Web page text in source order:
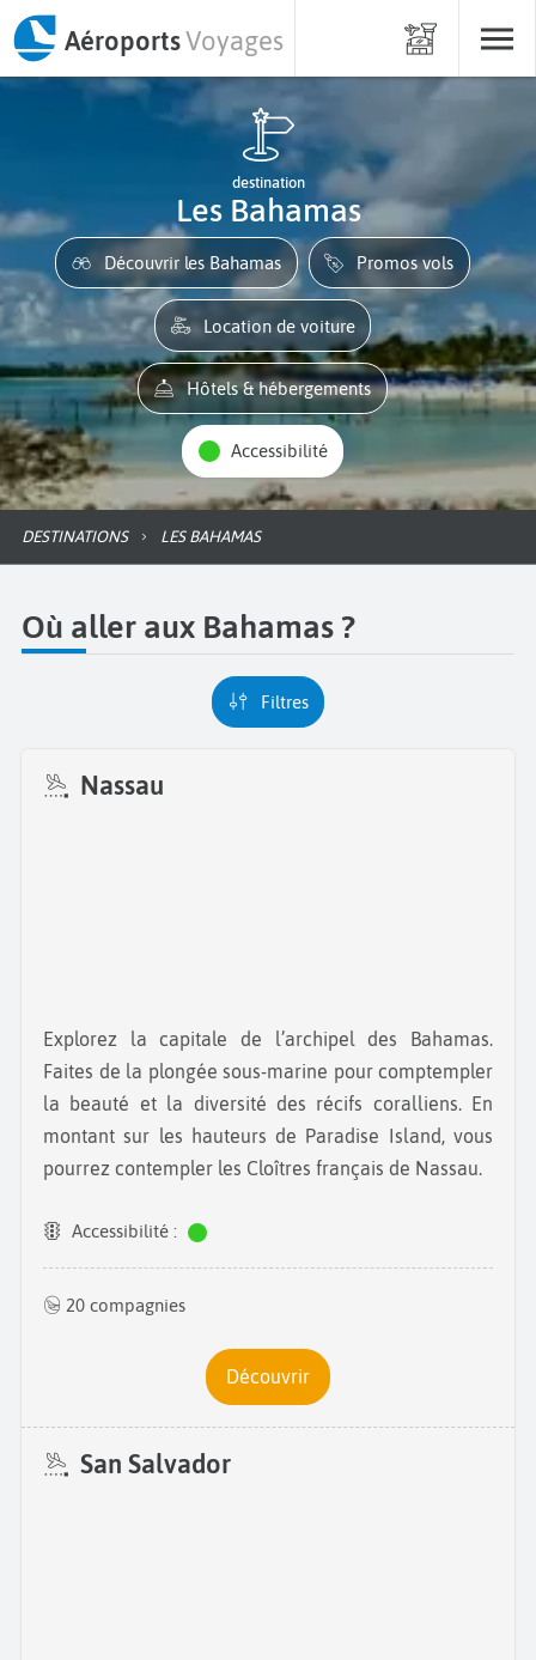
AéroportsVoyages
destination
Les Bahamas
Découvrir les Bahamas Promos vols
Location de voiture
Hôtels & hébergements
Accessibilité
DESTINATIONS LES BAHAMAS
Où aller aux Bahamas ?
Filtres
Nassau
Explorez la capitale de l’archipel des Bahamas.
Faites de la plongée sous-marine pour comptempler
la beauté et la diversité des récifs coralliens. En
montant sur les hauteurs de Paradise Island, vous
pourrez contempler les Cloîtres français de Nassau.
Accessibilité :
20 compagnies
Découvrir
San Salvador